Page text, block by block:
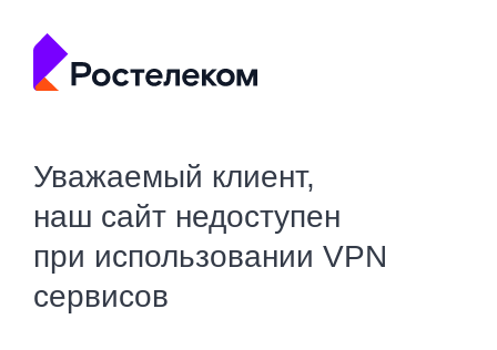
Уважаемый клиент,
наш сайт недоступен
при использовании VPN
сервисов